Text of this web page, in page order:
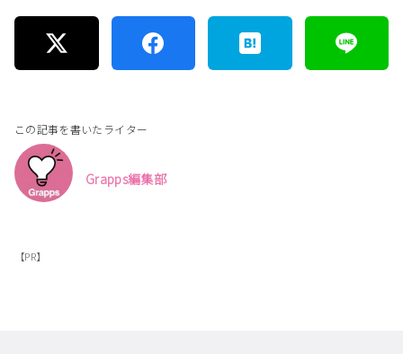
この記事を書いたライター
Grapps編集部
【PR】